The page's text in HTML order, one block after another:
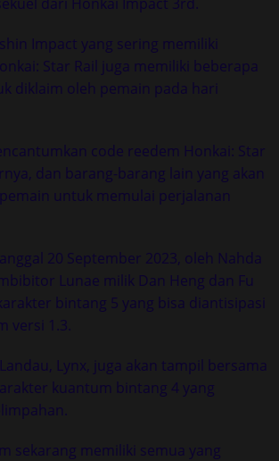
Impact yang sering memiliki
Star Rail juga memiliki beberapa
diklaim oleh pemain pada hari
code reedem Honkai: Star
dan barang-barang lain yang akan
untuk memulai perjalanan
20 September 2023, oleh Nahda
Lunae milik Dan Heng dan Fu
bintang 5 yang bisa diantisipasi
versi 1.3.
Lynx, juga akan tampil bersama
kuantum bintang 4 yang
sekarang memiliki semua yang